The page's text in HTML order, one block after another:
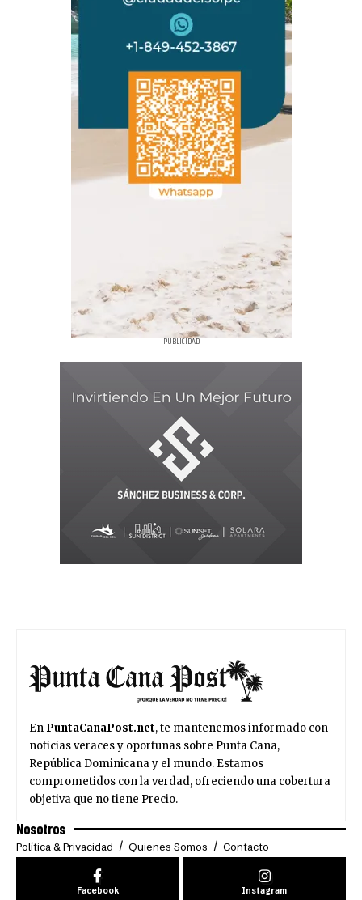
- PUBLICIDAD -
En PuntaCanaPost.net, te mantenemos informado con
noticias veraces y oportunas sobre Punta Cana,
República Dominicana y el mundo. Estamos
comprometidos con la verdad, ofreciendo una cobertura
objetiva que no tiene Precio.
Nosotros
Política & Privacidad Quienes Somos Contacto
Facebook Instagram